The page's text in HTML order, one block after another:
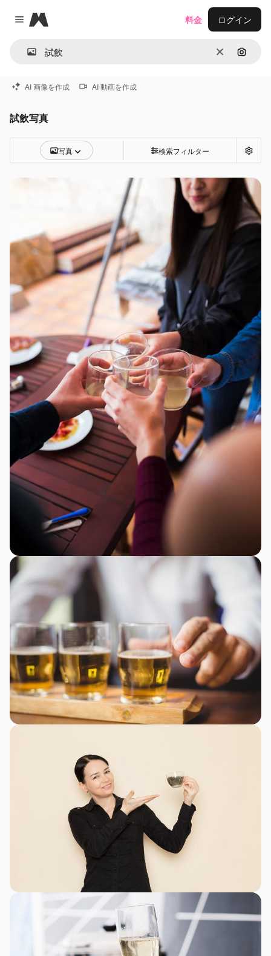
Close menu
Magnific
消去 画像で
料金 ログイン
AI 画像を作成 AI 動画を作成
試飲写真
写真 検索フィルター